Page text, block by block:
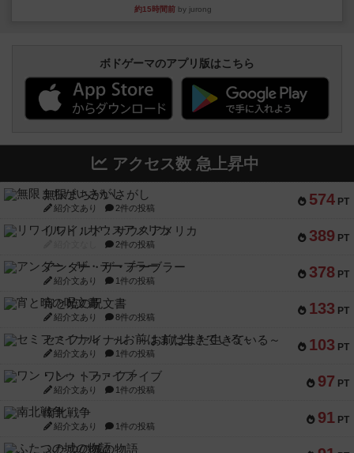
約15時間前 by jurong
ボドゲーマのアプリ版はこちら
アクセス数 急上昇中
574 PT
無限まちがいさがし
紹介文あり 2件の投稿
389 PT
リワイルド：サウスアメリカ
2件の投稿
378 PT
アンダー・ザ・テーブラー
紹介文あり 1件の投稿
133 PT
宵と暁の呪文書
紹介文あり 8件の投稿
103 PT
セミファイナル ～お前はまだ生きている～
紹介文あり 1件の投稿
97 PT
ワン・トゥ・ファイブ
紹介文あり 1件の投稿
91 PT
南北戦争
紹介文あり 1件の投稿
ふたつの城の物語